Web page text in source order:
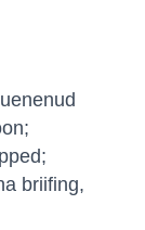
briifing,